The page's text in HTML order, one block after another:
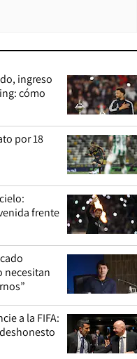
ingreso
cómo
por 18
frente
necesitan
a la FIFA: